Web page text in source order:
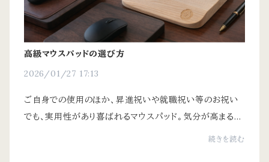
高級マウスパッドの選び方
2026/01/27 17:13
ご自身での使用のほか、昇進祝いや就職祝い等のお祝い
でも、実用性があり喜ばれるマウスパッド。気分が高まる高
級マウスパッドの選び方についてご紹介します。― 素材・
続きを読む